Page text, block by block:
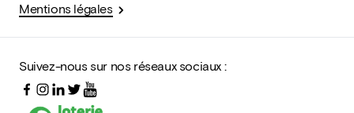
Mentions légales
Suivez-nous sur nos réseaux sociaux :